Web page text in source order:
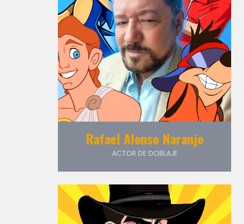
Rafael Alonso Naranjo
ACTOR DE DOBLAJE